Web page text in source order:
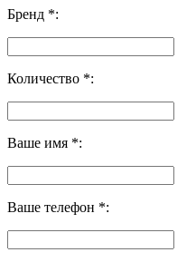
Бренд *:
Количество *:
Ваше имя *:
Ваше телефон *: